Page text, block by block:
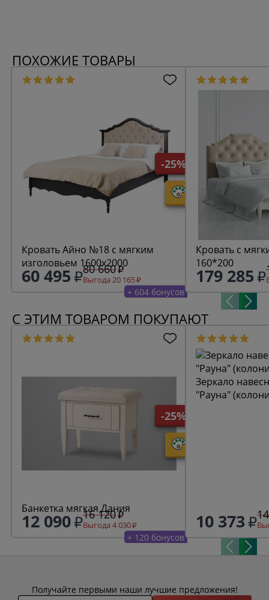
ПОХОЖИЕ ТОВАРЫ
-25%
Кровать Айно №18 с мягким
изголовьем 1600х2000
60 495 80 660
Выгода 20 165
+ 604 бонусов
Кровать с
160*200
179 285
С ЭТИМ ТОВАРОМ ПОКУПАЮТ
-25%
Банкетка мягкая Дания
12 090 16 120
Выгода 4 030
+ 120 бонусов
Зеркало
"Рауна"
10 373
Получайте первыми наши лучшие предложения!